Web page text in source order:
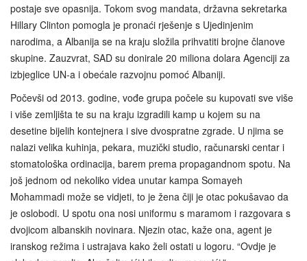
postaje sve opasnija. Tokom svog mandata, državna sekretarka
Hillary Clinton pomogla je pronaći rješenje s Ujedinjenim
narodima, a Albanija se na kraju složila prihvatiti brojne članove
skupine. Zauzvrat, SAD su donirale 20 miliona dolara Agenciji za
izbjeglice UN-a i obećale razvojnu pomoć Albaniji.
Počevši od 2013. godine, vođe grupa počele su kupovati sve više
i više zemljišta te su na kraju izgradili kamp ​​u kojem su na
desetine bijelih kontejnera i sive dvospratne zgrade. U njima se
nalazi velika kuhinja, pekara, muzički studio, računarski centar i
stomatološka ordinacija, barem prema propagandnom spotu. Na
još jednom od nekoliko videa unutar kampa Somayeh
Mohammadi može se vidjeti, to je žena čiji je otac pokušavao da
je oslobodi. U spotu ona nosi uniformu s maramom i razgovara s
dvojicom albanskih novinara. Njezin otac, kaže ona, agent je
iranskog režima i ustrajava kako želi ostati u logoru. “Ovdje je